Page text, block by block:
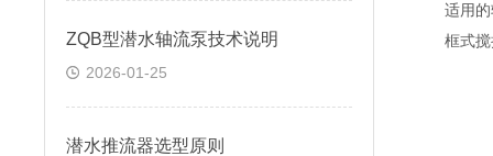
ZQB型潜水轴流泵技术说明
2026-01-25
潜水推流器选型原则
适用的
框式搅